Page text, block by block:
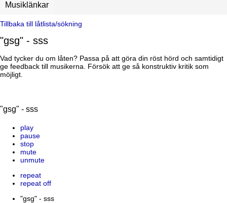
Musiklänkar
Tillbaka till låtlista/sökning
"gsg" - sss
Vad tycker du om låten? Passa på att göra din röst hörd och samtidigt
ge feedback till musikerna. Försök att ge så konstruktiv kritik som
möjligt.
"gsg" - sss
play
pause
stop
mute
unmute
repeat
repeat off
"gsg" - sss